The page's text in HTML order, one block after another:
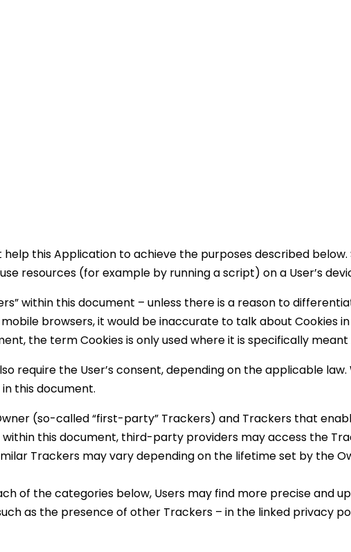
this Application to achieve the purposes described
resources (for example by running a script) on a User’s
within this document – unless there is a reason to
browsers, it would be inaccurate to talk about Cookies
the term Cookies is only used where it is specifically
require the User’s consent, depending on the applicable
this document.
(so-called “first-party” Trackers) and Trackers that
this document, third-party providers may access the
Trackers may vary depending on the lifetime set by the
of the categories below, Users may find more precise and
as the presence of other Trackers – in the linked privacy